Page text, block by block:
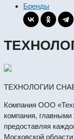
Бренды
ТЕХНОЛОГИИ
Компания ООО
компания, главными
предоставляя
Московской